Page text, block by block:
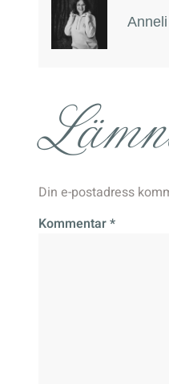
Din e-postadress
Kommentar*